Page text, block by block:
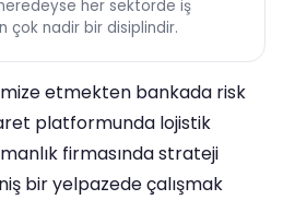
her sektörde iş
çok nadir bir disiplindir.
etmekten bankada risk
platformunda lojistik
firmasında strateji
bir yelpazede çalışmak